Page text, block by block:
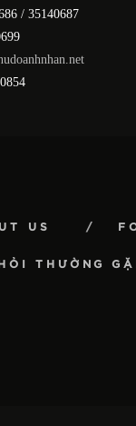
/ 35140687
US
THƯỜNG